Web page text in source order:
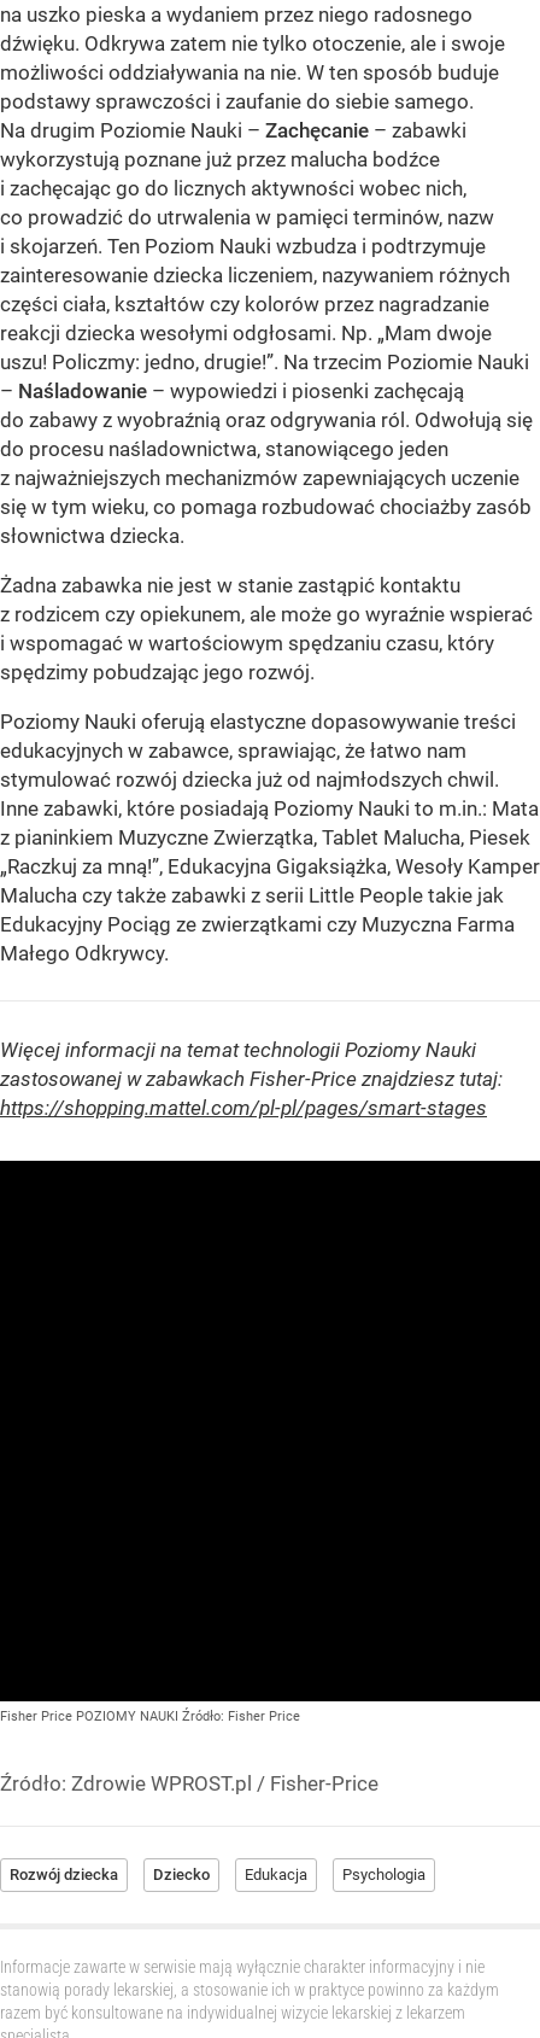
na uszko pieska a wydaniem przez niego radosnego
dźwięku. Odkrywa zatem nie tylko otoczenie, ale i swoje
możliwości oddziaływania na nie. W ten sposób buduje
podstawy sprawczości i zaufanie do siebie samego.
Na drugim Poziomie Nauki – Zachęcanie – zabawki
wykorzystują poznane już przez malucha bodźce
i zachęcając go do licznych aktywności wobec nich,
co prowadzić do utrwalenia w pamięci terminów, nazw
i skojarzeń. Ten Poziom Nauki wzbudza i podtrzymuje
zainteresowanie dziecka liczeniem, nazywaniem różnych
części ciała, kształtów czy kolorów przez nagradzanie
reakcji dziecka wesołymi odgłosami. Np. „Mam dwoje
uszu! Policzmy: jedno, drugie!”. Na trzecim Poziomie Nauki
– Naśladowanie – wypowiedzi i piosenki zachęcają
do zabawy z wyobraźnią oraz odgrywania ról. Odwołują się
do procesu naśladownictwa, stanowiącego jeden
z najważniejszych mechanizmów zapewniających uczenie
się w tym wieku, co pomaga rozbudować chociażby zasób
słownictwa dziecka.
Żadna zabawka nie jest w stanie zastąpić kontaktu
z rodzicem czy opiekunem, ale może go wyraźnie wspierać
i wspomagać w wartościowym spędzaniu czasu, który
spędzimy pobudzając jego rozwój.
Poziomy Nauki oferują elastyczne dopasowywanie treści
edukacyjnych w zabawce, sprawiając, że łatwo nam
stymulować rozwój dziecka już od najmłodszych chwil.
Inne zabawki, które posiadają Poziomy Nauki to m.in.: Mata
z pianinkiem Muzyczne Zwierzątka, Tablet Malucha, Piesek
„Raczkuj za mną!”, Edukacyjna Gigaksiążka, Wesoły Kamper
Malucha czy także zabawki z serii Little People takie jak
Edukacyjny Pociąg ze zwierzątkami czy Muzyczna Farma
Małego Odkrywcy.
Więcej informacji na temat technologii Poziomy Nauki
zastosowanej w zabawkach Fisher-Price znajdziesz tutaj:
https://shopping.mattel.com/pl-pl/pages/smart-stages
Fisher Price POZIOMY NAUKI Źródło: Fisher Price
Źródło: Zdrowie WPROST.pl / Fisher-Price
Rozwój dziecka Dziecko Edukacja Psychologia
Informacje zawarte w serwisie mają wyłącznie charakter informacyjny i nie
stanowią porady lekarskiej, a stosowanie ich w praktyce powinno za każdym
razem być konsultowane na indywidualnej wizycie lekarskiej z lekarzem